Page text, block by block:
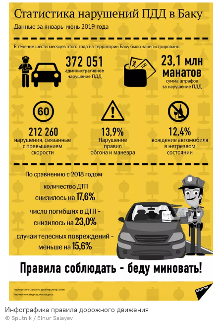
Инфографика правила дорожного движения
© Sputnik / Elnur Salayev